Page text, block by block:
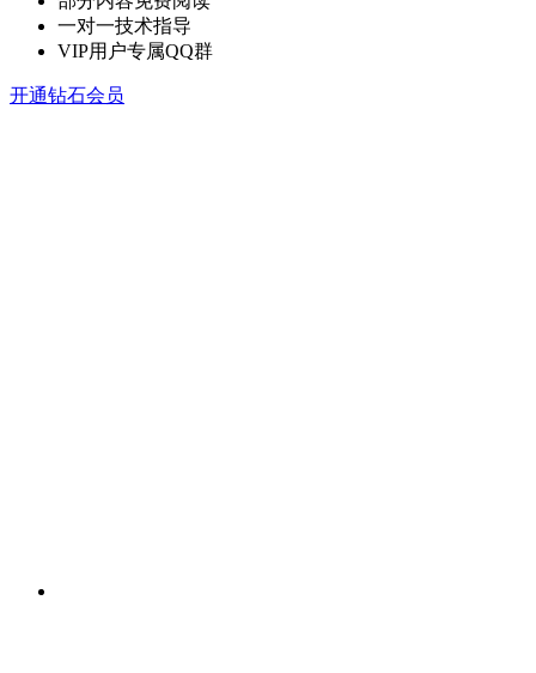
一对一技术指导
VIP用户专属QQ群
开通钻石会员